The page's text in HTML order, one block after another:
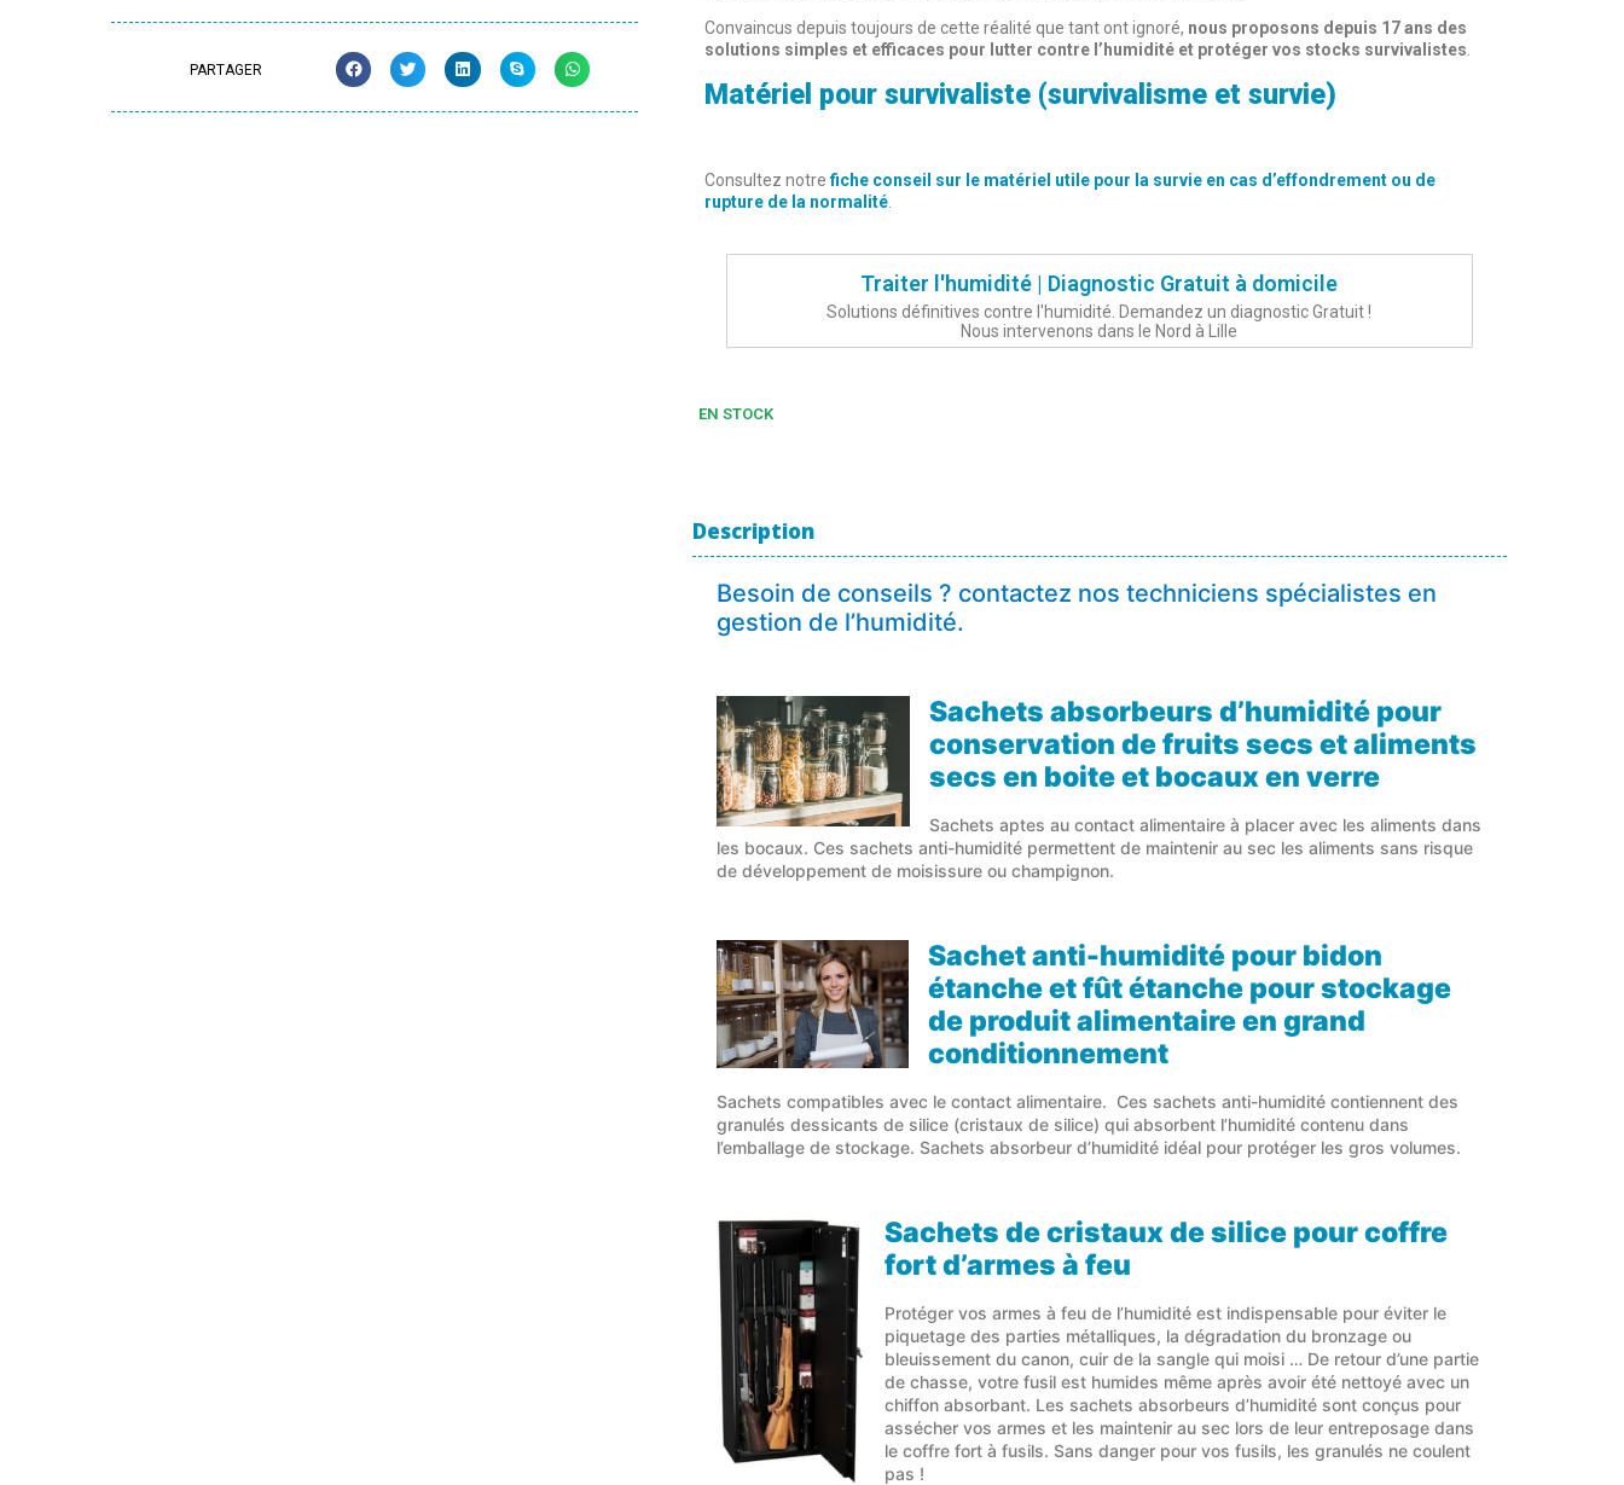
PARTAGER
Convaincus depuis toujours de cette réalité que tant ont ignoré, nous proposons depuis 17 ans des
solutions simples et efficaces pour lutter contre l’humidité et protéger vos stocks survivalistes.
Matériel pour survivaliste (survivalisme et survie)
Consultez notrefiche conseil sur le matériel utile pour la survie en cas d’effondrement ou de
rupture de la normalité
Traiter l'humidité | Diagnostic Gratuit à domicile
Solutions définitives contre l'humidité. Demandez un diagnostic Gratuit !
Nous intervenons dans le Nord à Lille
EN STOCK
Description
Besoin de conseils ? contactez nos techniciens spécialistes en
gestion de l’humidité.
Sachets absorbeurs d’humidité pour
conservation de fruits secs et aliments
secs en boite et bocaux en verre
Sachets aptes au contact alimentaire à placer avec les aliments dans
les bocaux. Ces sachets anti-humidité permettent de maintenir au sec les aliments sans risque
de développement de moisissure ou champignon.
Sachet anti-humidité pour bidon
étanche et fût étanche pour stockage
de produit alimentaire en grand
conditionnement
Sachets compatibles avec le contact alimentaire. Ces sachets anti-humidité contiennent des
granulés dessicants de silice (cristaux de silice) qui absorbent l’humidité contenu dans
l’emballage de stockage. Sachets absorbeur d’humidité idéal pour protéger les gros volumes.
Sachets de cristaux de silice pour coffre
fort d’armes à feu
Protéger vos armes à feu de l’humidité est indispensable pour éviter le
piquetage des parties métalliques, la dégradation du bronzage ou
bleuissement du canon, cuir de la sangle qui moisi … De retour d’une partie
de chasse, votre fusil est humides même après avoir été nettoyé avec un
chiffon absorbant. Les sachets absorbeurs d’humidité sont conçus pour
assécher vos armes et les maintenir au sec lors de leur entreposage dans
le coffre fort à fusils. Sans danger pour vos fusils, les granulés ne coulent
pas !